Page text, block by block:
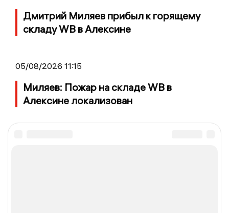
Дмитрий Миляев прибыл к горящему
складу WB в Алексине
05/08/2026 11:15
Миляев: Пожар на складе WB в
Алексине локализован